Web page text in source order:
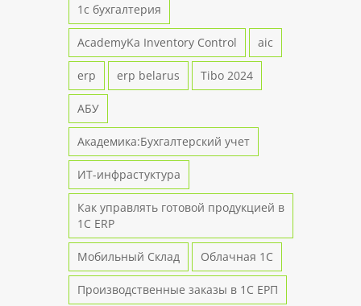
1с бухгалтерия
AcademyKa Inventory Control aic
erp erp belarus Tibo 2024
АБУ
Академика:Бухгалтерский учет
ИТ-инфрастуктура
Как управлять готовой продукцией в
1С ERP
Мобильный Склад Облачная 1С
Производственные заказы в 1С ЕРП